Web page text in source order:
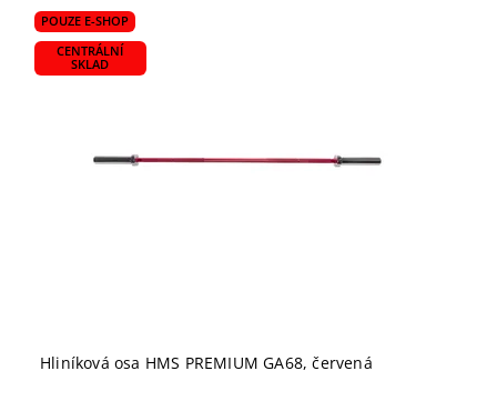
POUZE E-SHOP
CENTRÁLNÍ
SKLAD
Hliníková osa HMS PREMIUM GA68, červená